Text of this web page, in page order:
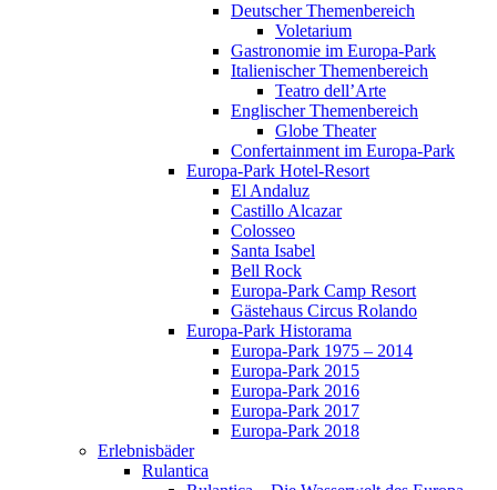
Deutscher Themenbereich
Voletarium
Gastronomie im Europa-Park
Italienischer Themenbereich
Teatro dell’Arte
Englischer Themenbereich
Globe Theater
Confertainment im Europa-Park
Europa-Park Hotel-Resort
El Andaluz
Castillo Alcazar
Colosseo
Santa Isabel
Bell Rock
Europa-Park Camp Resort
Gästehaus Circus Rolando
Europa-Park Historama
Europa-Park 1975 – 2014
Europa-Park 2015
Europa-Park 2016
Europa-Park 2017
Europa-Park 2018
Erlebnisbäder
Rulantica